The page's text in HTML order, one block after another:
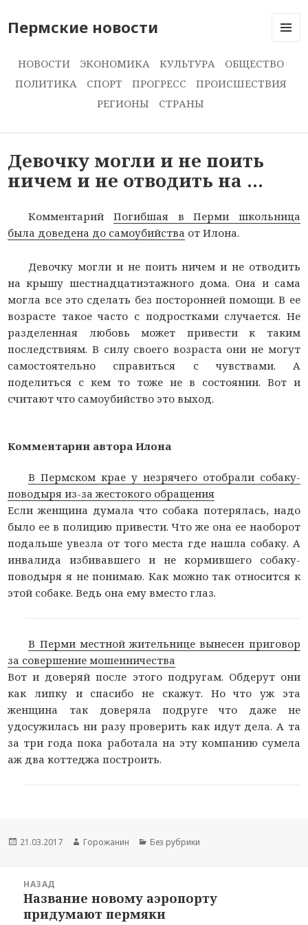
Пермские новости
И
НОВОСТИ ЭКОНОМИКА КУЛЬТУРА
ОБЩЕСТВО
ПОЛИТИКА
СПОРТ ПРОГРЕСС
ПРОИСШЕСТВИЯ
РЕГИОНЫ
СТРАНЫ
Девочку могли и не поить
ничем и не отводить на …
Комментарий Погибшая в Перми школьница
была доведена до самоубийства от Илона.
Девочку могли и не поить ничем и не отводить
на крышу шестнадцатиэтажного дома. Она и сама
могла все это сделать без посторонней помощи. В ее
возрасте такое часто с подростками случается. Не
разделенная любовь может привести к таким
последствиям. В силу своего возраста они не могут
самостоятельно справиться с чувствами. А
поделиться с кем то тоже не в состоянии. Вот и
считают что самоубийство это выход.
Комментарии автора Илона
В Пермском крае у незрячего отобрали собаку-
поводыря из-за жестокого обращения
Если женщина думала что собака потерялась, надо
было ее в полицию привести. Что же она ее наоборот
подальше увезла от того места где нашла собаку. А
инвалида избивавшего и не кормившего собаку-
поводыря я не понимаю. Как можно так относится к
этой собаке. Ведь она ему вместо глаз.
В Перми местной жительнице вынесен приговор
за совершение мошенничества
Вот и доверяй после этого подругам. Обдерут они
как липку и спасибо не скажут. Но что уж эта
женщина так доверяла подруге что даже не
удосужилась ни разу проверить как идут дела. А та
за три года пока работала на эту компанию сумела
аж два коттеджа построить.
Новость
21.03.2017
Автор
Горожанин
Раздел
Без рубрики
НАЗАД
Предыдущая
запись:
Название новому аэропорту
придумают пермяки